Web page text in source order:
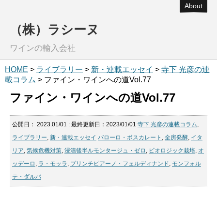
About
（株）ラシーヌ
ワインの輸入会社
HOME > ライブラリー > 新・連載エッセイ > 寺下 光彦の連
載コラム > ファイン・ワインへの道Vol.77
ファイン・ワインへの道Vol.77
公開日： 2023.01/01 : 最終更新日：2023/01/01 寺下 光彦の連載コラム,
ライブラリー, 新・連載エッセイ バローロ・ボスカレート , 全房発酵, イタ
リア, 気候危機対策, 浸漬後半ルモンタージュ・ゼロ , ビオロジック栽培, オ
ッデーロ , ラ・モッラ , プリンチピアーノ・フェルディナンド, モンフォル
テ・ダルバ